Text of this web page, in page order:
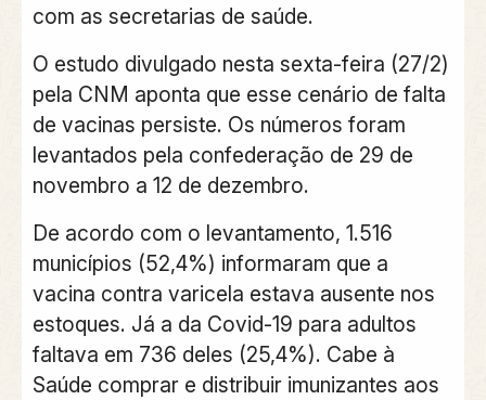
com as secretarias de saúde.
O estudo divulgado nesta sexta-feira (27/2)
pela CNM aponta que esse cenário de falta
de vacinas persiste. Os números foram
levantados pela confederação de 29 de
novembro a 12 de dezembro.
De acordo com o levantamento, 1.516
municípios (52,4%) informaram que a
vacina contra varicela estava ausente nos
estoques. Já a da Covid-19 para adultos
faltava em 736 deles (25,4%). Cabe à
Saúde comprar e distribuir imunizantes aos